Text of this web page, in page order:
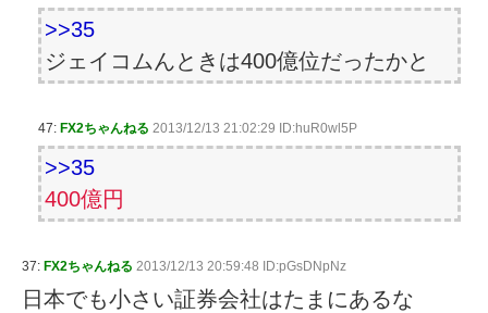
>>35
ジェイコムんときは400億位だったかと
47: FX2ちゃんねる 2013/12/13 21:02:29 ID:huR0wl5P
>>35
400億円
37: FX2ちゃんねる 2013/12/13 20:59:48 ID:pGsDNpNz
日本でも小さい証券会社はたまにあるな